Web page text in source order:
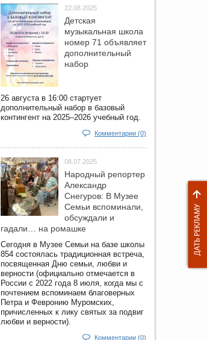
22.08.2025
Детская
музыкальная школа
номер 71 объявляет
дополнительный
набор
26 августа в 16:00 стартует
дополнительный набор в базовый
контингент на 2025–2026 учебный год.
Комментарии (0)
08.07.2025
Народный репортер
Александр
Снегуров: В Музее
Семьи вспоминали,
обсуждали и
гадали… на ромашке
Сегодня в Музее Семьи на базе школы
854 состоялась традиционная встреча,
посвященная Дню семьи, любви и
верности (официально отмечается в
России с 2022 года 8 июля, когда мы с
почтением вспоминаем благоверных
Петра и Февронию Муромских,
причисленных к лику святых за подвиг
любви и верности).
Комментарии (0)